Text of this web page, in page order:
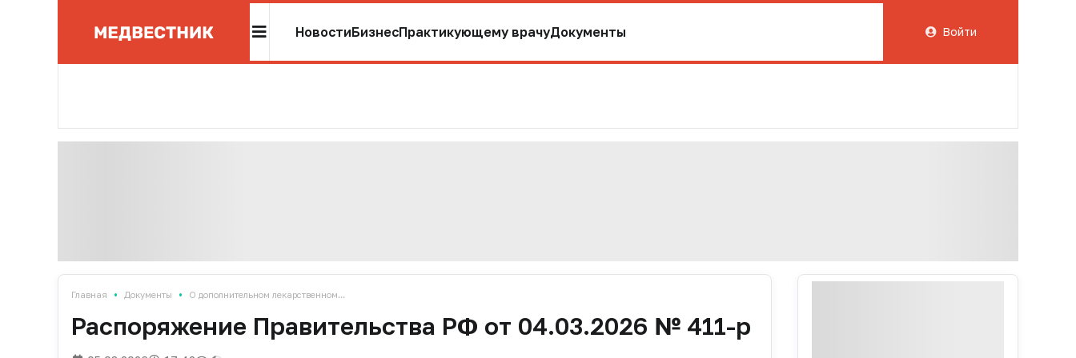
НовостиБизнесПрактикующему врачуДокументы Войти
Главная • Документы • О дополнительном лекарственном...
Распоряжение Правительства РФ от 04.03.2026 № 411-р